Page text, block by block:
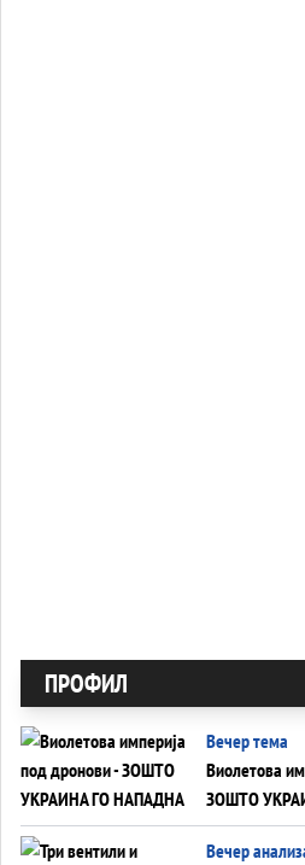
ПРОФИЛ
Вечер тема
Виолетова
ЗОШТО
WILDBERRIES
Вечер